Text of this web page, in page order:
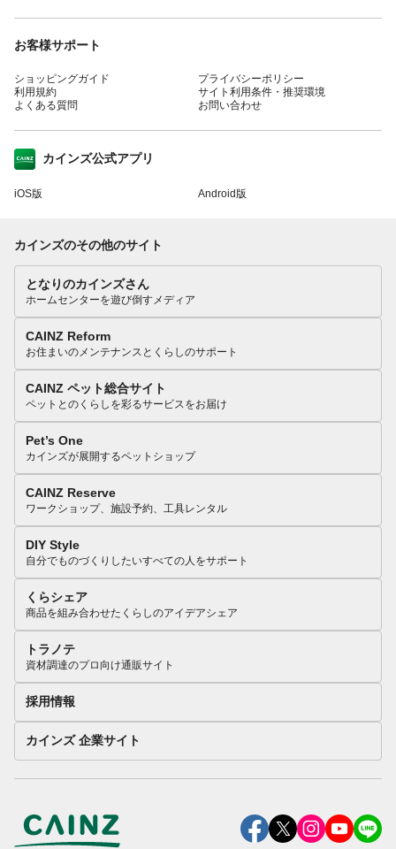
お客様サポート
ショッピングガイド
利用規約
よくある質問
プライバシーポリシー
サイト利用条件・推奨環境
お問い合わせ
カインズ公式アプリ
iOS版 Android版
カインズのその他のサイト
となりのカインズさん
ホームセンターを遊び倒すメディア
CAINZ Reform
お住まいのメンテナンスとくらしのサポート
CAINZ ペット総合サイト
ペットとのくらしを彩るサービスをお届け
Pet’s One
カインズが展開するペットショップ
CAINZ Reserve
ワークショップ、施設予約、工具レンタル
DIY Style
自分でものづくりしたいすべての人をサポート
くらシェア
商品を組み合わせたくらしのアイデアシェア
トラノテ
資材調達のプロ向け通販サイト
採用情報
カインズ 企業サイト